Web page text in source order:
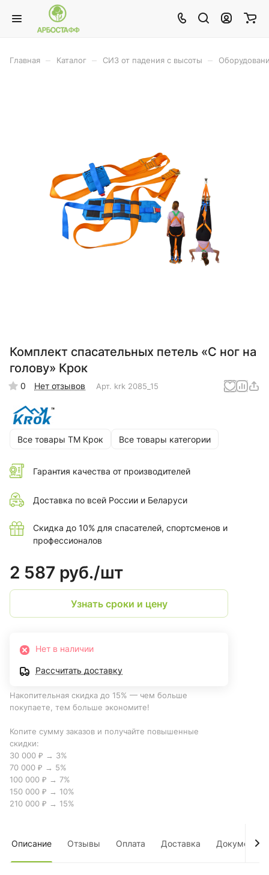
Главная Каталог СИЗ от падения с высоты
Комплект спасательных петель «С ног на
голову» Крок
0 Нет отзывов Арт. krk 2085_15
Все товары ТМ Крок Все товары категории
Гарантия качества от производителей
Доставка по всей России и Беларуси
Скидка до 10% для спасателей, спортсменов и
профессионалов
2 587 руб./шт
Узнать сроки и цену
Нет в наличии
Рассчитать доставку
Накопительная скидка до 15% — чем больше
покупаете, тем больше экономите!
Копите сумму заказов и получайте повышенные
скидки:
30 000 ₽ → 3%
70 000 ₽ → 5%
100 000 ₽ → 7%
150 000 ₽ → 10%
210 000 ₽ → 15%
Описание Отзывы Оплата Доставка Документы